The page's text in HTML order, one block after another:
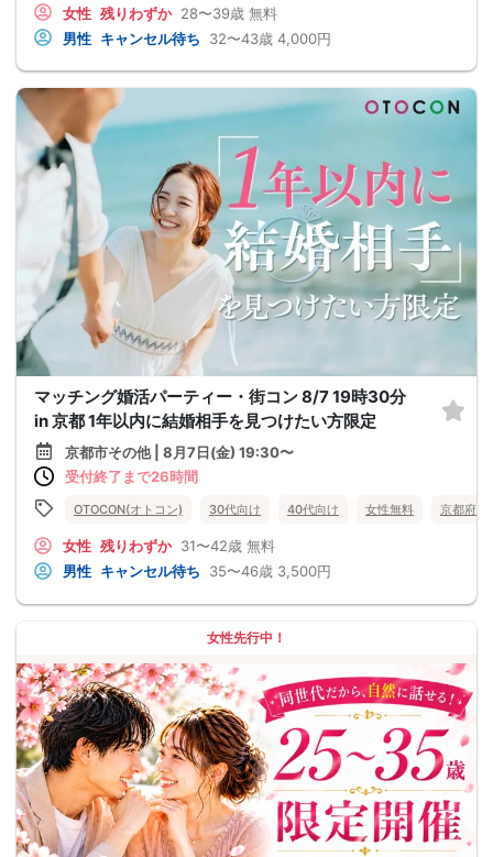
女性 残りわずか 28〜39歳 無料
男性 キャンセル待ち 32〜43歳 4,000円
マッチング婚活パーティー・街コン 8/7 19時30分
in 京都 1年以内に結婚相手を見つけたい方限定
京都市その他 | 8月7日(金) 19:30〜
受付終了まで26時間
OTOCON(オトコン) 30代向け 40代向け 女性無料 京都府
女性 残りわずか 31〜42歳 無料
男性 キャンセル待ち 35〜46歳 3,500円
女性先行中！